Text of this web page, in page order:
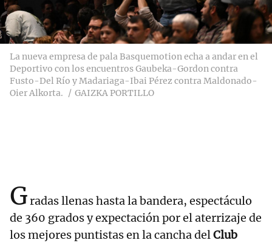
La nueva empresa de pala Basquemotion echa a andar en el
Deportivo con los encuentros Gaubeka-Gordon contra
Fusto-Del Río y Madariaga-Ibai Pérez contra Maldonado-
Oier Alkorta.
GAIZKA PORTILLO
Gradas llenas hasta la bandera, espectáculo
de 360 grados y expectación por el aterrizaje de
los mejores puntistas en la cancha delClub